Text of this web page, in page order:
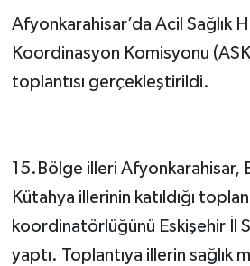
Afyonkarahisar’da Acil Sağlık
Koordinasyon Komisyonu
toplantısı gerçekleştirildi.
15.Bölge illeri Afyonkarahisar,
Kütahya illerinin katıldığı
koordinatörlüğünü Eskişehir İl
yaptı. Toplantıya illerin sağlık